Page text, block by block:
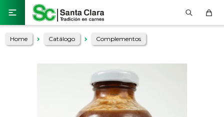

Home Catálogo Complementos